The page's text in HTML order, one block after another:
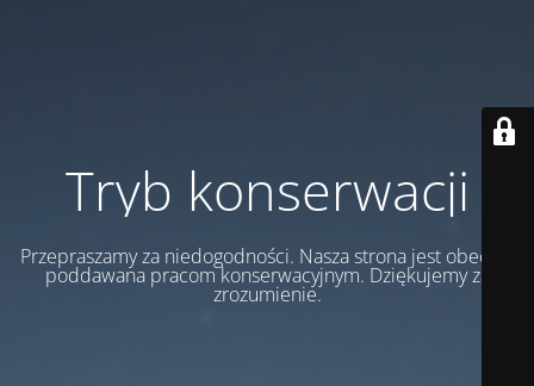
Tryb konserwacji
Przepraszamy za niedogodności. Nasza strona jest obecnie
poddawana pracom konserwacyjnym. Dziękujemy za
zrozumienie.